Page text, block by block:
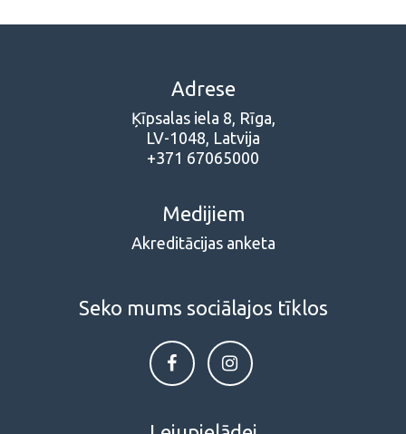
Adrese
Ķīpsalas iela 8, Rīga,
LV-1048, Latvija
+371 67065000
Medijiem
Akreditācijas anketa
Seko mums sociālajos tīklos